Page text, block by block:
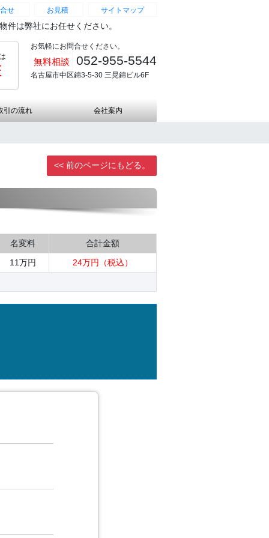
せ お見積 サイトマップ
は弊社にお任せください。
お気軽にお問合せください。
無料相談 052-955-5544
名古屋市中区錦3-5-30 三晃錦ビル6F
引の流れ 会社案内
<< 前のページにもどる。
名変料
合計金額
11万円
24万円（税込）